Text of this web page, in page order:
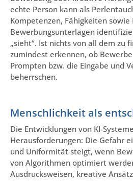
echte Person kann als
Kompetenzen, Fähigkeiten sowie
Bewerbungsunterlagen
„sieht“. Ist nichts von all dem zu
zumindest erkennen, ob
Prompten bzw. die Eingabe und
beherrschen.
Menschlichkeit als
Die Entwicklungen von KI-
Herausforderungen: Die Gefahr
und Uniformität steigt, wenn
von Algorithmen optimiert
Ausdrucksweisen, kreative